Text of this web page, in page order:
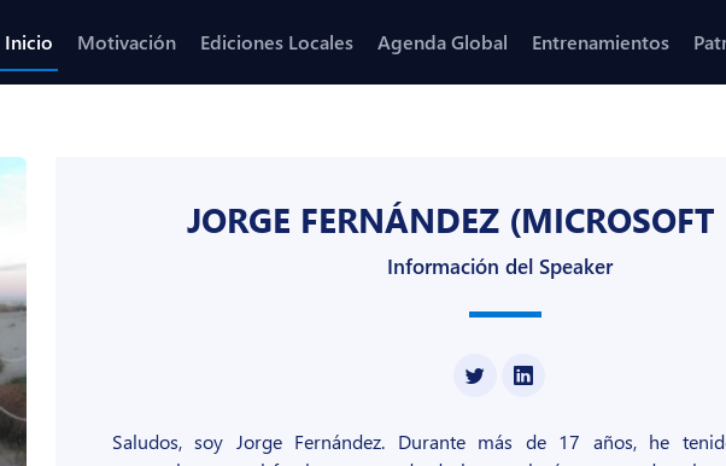
Inicio Motivación Ediciones Locales Agenda Global Entrenamientos
JORGE FERNÁNDEZ
Información del Speaker
Saludos, soy Jorge Fernández. Durante más de 17 años, he